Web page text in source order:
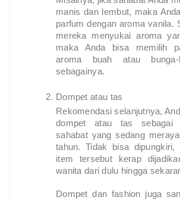
manis dan lembut, maka
parfum dengan aroma vanila.
mereka menyukai aroma
maka Anda bisa memilih
aroma buah atau bunga-
sebagainya.
Dompet atau tas
Rekomendasi selanjutnya,
dompet atau tas sebagai
sahabat yang sedang
tahun. Tidak bisa dipungkiri,
item tersebut kerap
wanita dari dulu hingga
Dompet dan fashion juga